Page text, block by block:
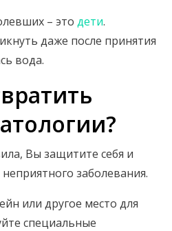
– это дети.
даже после принятия
вода.
Вы защитите себя и
заболевания.
или другое место для
специальные